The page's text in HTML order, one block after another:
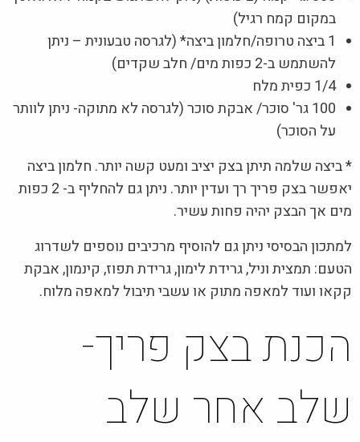
במקום קמח רגיל)
1 ביצה טרופה/חלמון ביצה* (לגרסה טבעונית – ניתן
להשתמש ב-2 כפות מים/ חלב שקדים)
1/4 כפית מלח
100 גר' סוכר/ אבקת סוכר (לגרסה לא מתוקה- ניתן לוותר
על הסוכר)
* ביצה שלמה תיתן בצק יציב ומעט קשה יותר. חלמון ביצה
יאפשר בצק פריך רך ועדין יותר. ניתן גם להחליף ב- 2 כפות
מים אך הבצק יהיה פחות עשיר.
למתכון הבסיסי ניתן גם להוסיף מרכיבים נוספים לשדרוג
הטעם: תמצית וניל, גרידת לימון, גרידת תפוז, קינמון, אבקת
קקאו ועוד למאפה מתוק או עשבי תיבול למאפה מלוח.
הכנת בצק פריך-
שלב אחר שלב